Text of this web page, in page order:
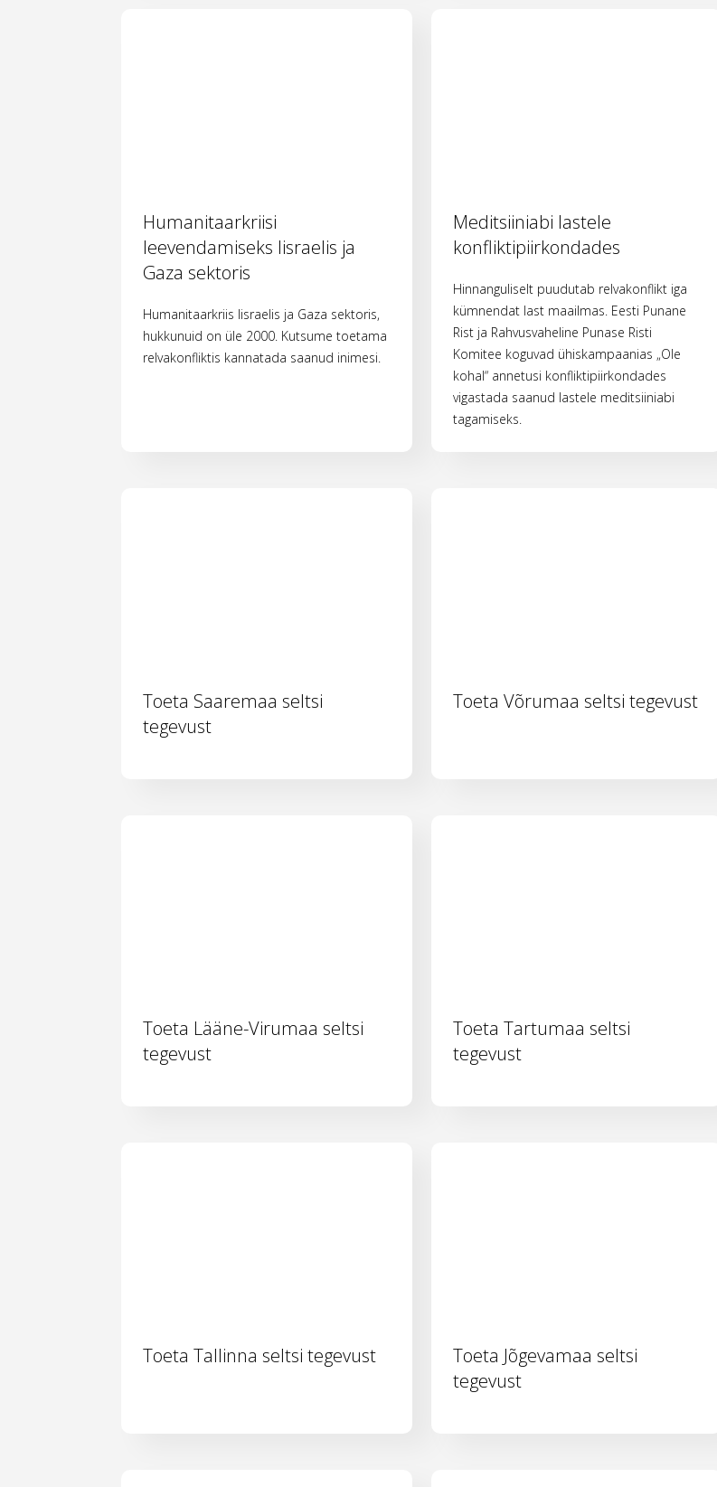
Humanitaarkriisi
leevendamiseks Iisraelis ja
Gaza sektoris
Humanitaarkriis Iisraelis ja Gaza sektoris,
hukkunuid on üle 2000. Kutsume toetama
relvakonfliktis kannatada saanud inimesi.
Meditsiiniabi lastele
konfliktipiirkondades
Hinnanguliselt puudutab relvakonflikt iga
kümnendat last maailmas. Eesti Punane
Rist ja Rahvusvaheline Punase Risti
Komitee koguvad ühiskampaanias „Ole
kohal“ annetusi konfliktipiirkondades
vigastada saanud lastele meditsiiniabi
tagamiseks.
Toeta Saaremaa seltsi
tegevust
Toeta Võrumaa seltsi tegevust
Toeta Lääne-Virumaa seltsi
tegevust
Toeta Tartumaa seltsi
tegevust
Toeta Tallinna seltsi tegevust
Toeta Jõgevamaa seltsi
tegevust